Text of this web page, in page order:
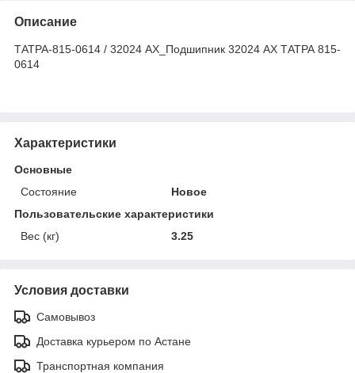
Описание
ТАТРА-815-0614 / 32024 AX_Подшипник 32024 AX ТАТРА 815-
0614
Характеристики
Основные
Состояние
Новое
Пользовательские характеристики
Вес (кг)
3.25
Условия доставки
Самовывоз
Доставка курьером по Астане
Транспортная компания